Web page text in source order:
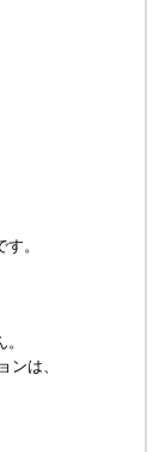
。
は、